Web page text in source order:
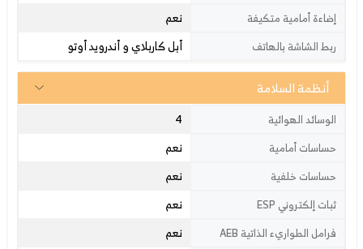
إضاءة أمامية متكيفة نعم
ربط الشاشة بالهاتف أبل كاربلاي و أندرويد أوتو
أنظمة السلامة
الوسائد الهوائية 4
حساسات أمامية نعم
حساسات خلفية نعم
ثبات إلكتروني ESP نعم
فرامل الطواريء الذاتية AEB نعم